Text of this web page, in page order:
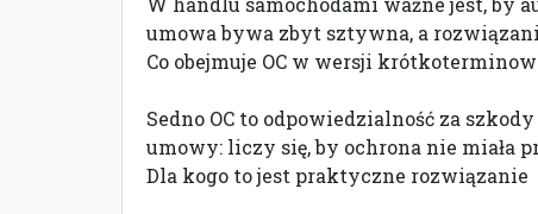
umowa bywa zbyt sztywna, a
Co obejmuje OC w wersji
Sedno OC to odpowiedzialność za
umowy: liczy się, by ochrona nie miała
Dla kogo to jest praktyczne rozwiązanie